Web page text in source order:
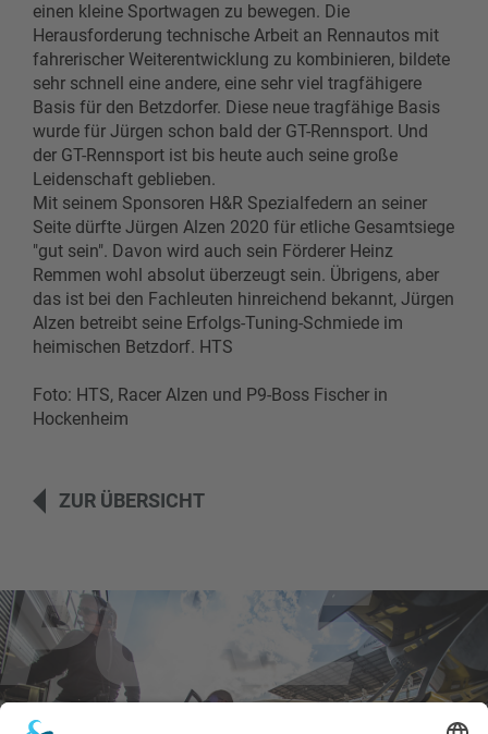
einen kleine Sportwagen zu bewegen. Die
Herausforderung technische Arbeit an Rennautos mit
fahrerischer Weiterentwicklung zu kombinieren, bildete
sehr schnell eine andere, eine sehr viel tragfähigere
Basis für den Betzdorfer. Diese neue tragfähige Basis
wurde für Jürgen schon bald der GT-Rennsport. Und
der GT-Rennsport ist bis heute auch seine große
Leidenschaft geblieben.
Mit seinem Sponsoren H&R Spezialfedern an seiner
Seite dürfte Jürgen Alzen 2020 für etliche Gesamtsiege
"gut sein". Davon wird auch sein Förderer Heinz
Remmen wohl absolut überzeugt sein. Übrigens, aber
das ist bei den Fachleuten hinreichend bekannt, Jürgen
Alzen betreibt seine Erfolgs-Tuning-Schmiede im
heimischen Betzdorf. HTS
Foto: HTS, Racer Alzen und P9-Boss Fischer in
Hockenheim
ZUR ÜBERSICHT